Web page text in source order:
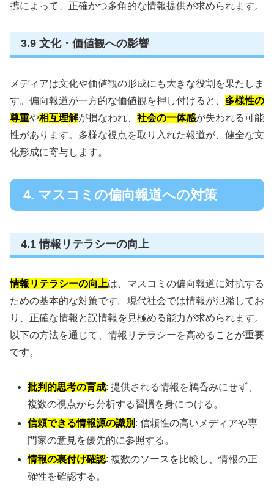
携によって、正確かつ多角的な情報提供が求められます。
3.9 文化・価値観への影響
メディアは文化や価値観の形成にも大きな役割を果たしま
す。偏向報道が一方的な価値観を押し付けると、 多様性の
尊重や相互理解が損なわれ、 社会の一体感が失われる可能
性があります。多様な視点を取り入れた報道が、健全な文
化形成に寄与します。
4. マスコミの偏向報道への対策
4.1 情報リテラシーの向上
情報リテラシーの向上は、マスコミの偏向報道に対抗する
ための基本的な対策です。現代社会では情報が氾濫してお
り、正確な情報と誤情報を見極める能力が求められます。
以下の方法を通じて、情報リテラシーを高めることが重要
です。
批判的思考の育成: 提供される情報を鵜呑みにせず、
複数の視点から分析する習慣を身につける。
信頼できる情報源の識別 : 信頼性の高いメディアや専
門家の意見を優先的に参照する。
情報の裏付け確認: 複数のソースを比較し、情報の正
確性を確認する。